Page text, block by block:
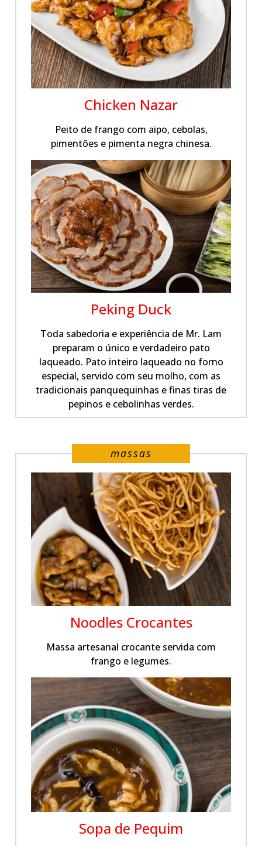
Chicken Nazar
Peito de frango com aipo, cebolas,
pimentões e pimenta negra chinesa.
Peking Duck
Toda sabedoria e experiência de Mr. Lam
preparam o único e verdadeiro pato
laqueado. Pato inteiro laqueado no forno
especial, servido com seu molho, com as
tradicionais panquequinhas e finas tiras de
pepinos e cebolinhas verdes.
massas
Noodles Crocantes
Massa artesanal crocante servida com
frango e legumes.
Sopa de Pequim